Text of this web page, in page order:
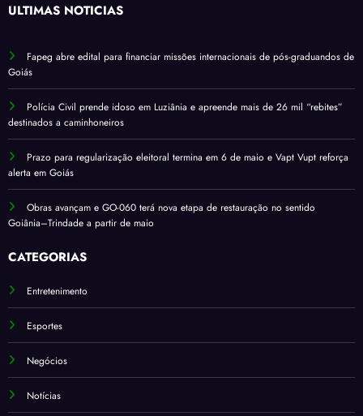
ÚLTIMAS NOTÍCIAS
Fapeg abre edital para financiar missões internacionais de pós-graduandos de
Goiás
Polícia Civil prende idoso em Luziânia e apreende mais de 26 mil “rebites”
destinados a caminhoneiros
Prazo para regularização eleitoral termina em 6 de maio e Vapt Vupt reforça
alerta em Goiás
Obras avançam e GO-060 terá nova etapa de restauração no sentido
Goiânia–Trindade a partir de maio
CATEGORIAS
Entretenimento
Esportes
Negócios
Notícias